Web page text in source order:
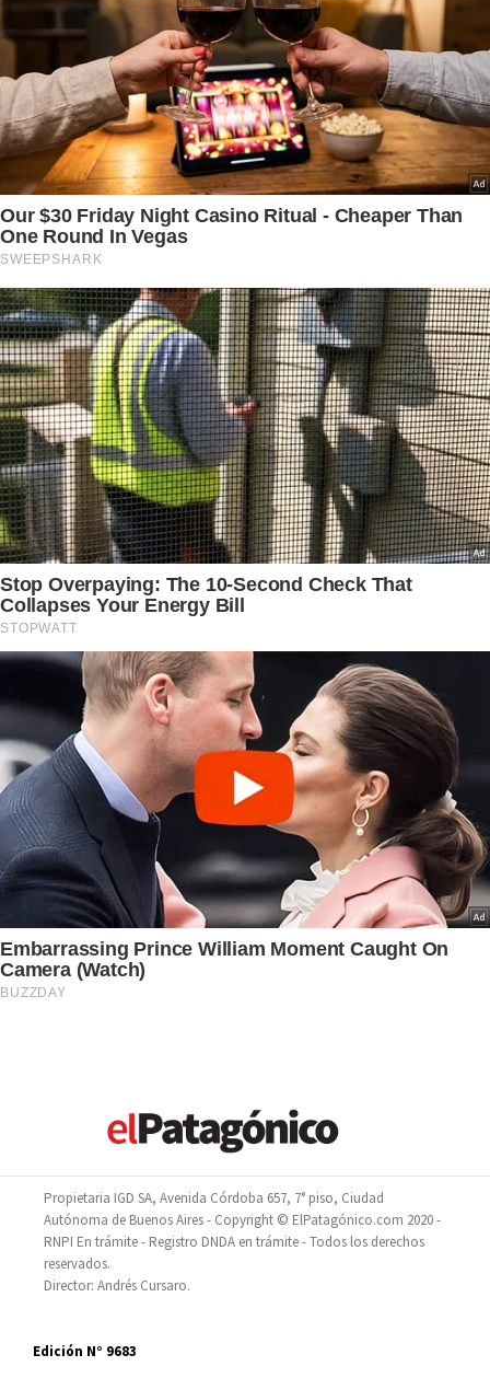
Propietaria IGD SA, Avenida Córdoba 657, 7° piso, Ciudad
Autónoma de Buenos Aires - Copyright © ElPatagónico.com 2020 -
RNPI En trámite - Registro DNDA en trámite - Todos los derechos
reservados.
Director: Andrés Cursaro.
Edición N° 9683